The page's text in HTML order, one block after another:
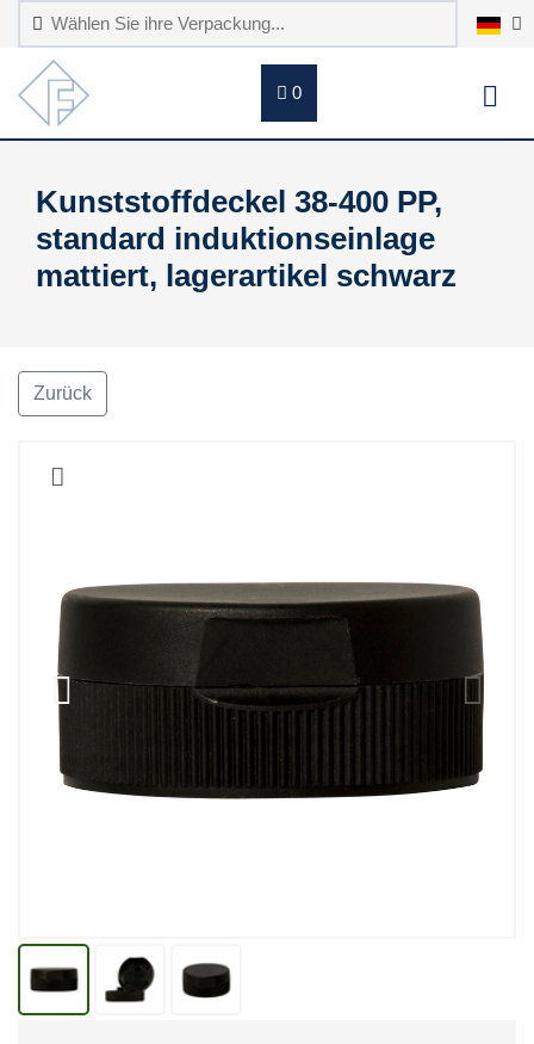
0
Kunststoffdeckel 38-400 PP,
standard induktionseinlage
mattiert, lagerartikel schwarz
Zurück